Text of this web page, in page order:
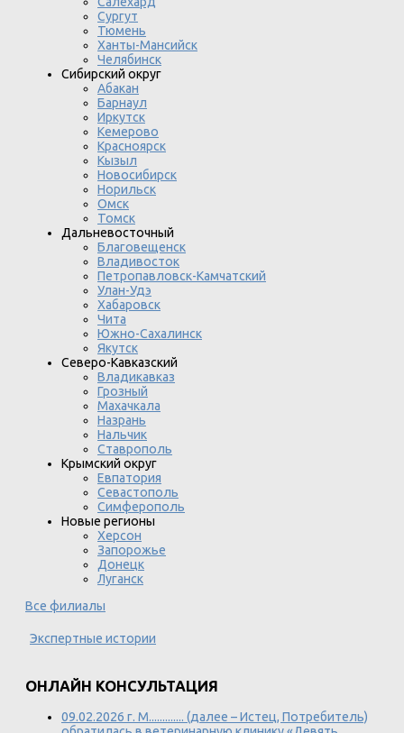
Сургут
Тюмень
Ханты-Мансийск
Челябинск
Сибирский округ
Абакан
Барнаул
Иркутск
Кемерово
Красноярск
Кызыл
Новосибирск
Норильск
Омск
Томск
Дальневосточный
Благовещенск
Владивосток
Петропавловск-Камчатский
Улан-Удэ
Хабаровск
Чита
Южно-Сахалинск
Якутск
Северо-Кавказский
Владикавказ
Грозный
Махачкала
Назрань
Нальчик
Ставрополь
Крымский округ
Евпатория
Севастополь
Симферополь
Новые регионы
Херсон
Запорожье
Донецк
Луганск
Все филиалы
Экспертные истории
ОНЛАЙН КОНСУЛЬТАЦИЯ
09.02.2026 г. М............. (далее – Истец, Потребитель)